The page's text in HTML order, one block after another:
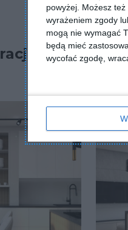
powyżej. Możesz
wyrażeniem zgody
mogą nie wymagać
będą mieć
wycofać zgodę,